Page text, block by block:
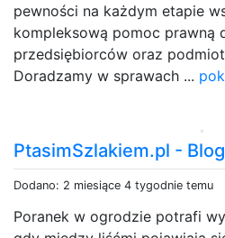
pewności na każdym etapie
kompleksową pomoc prawną
przedsiębiorców oraz
Doradzamy w sprawach ...
PtasimSzlakiem.pl -
Dodano: 2 miesiące 4 tygodnie temu
Poranek w ogrodzie potrafi